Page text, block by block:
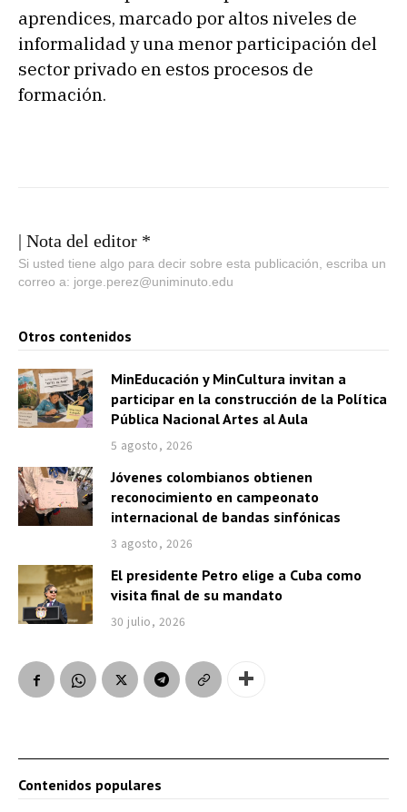
aprendices, marcado por altos niveles de
informalidad y una menor participación del
sector privado en estos procesos de
formación.
| Nota del editor *
Si usted tiene algo para decir sobre esta publicación, escriba un
correo a: jorge.perez@uniminuto.edu
Otros contenidos
MinEducación y MinCultura invitan a
participar en la construcción de la Política
Pública Nacional Artes al Aula
5 agosto, 2026
Jóvenes colombianos obtienen
reconocimiento en campeonato
internacional de bandas sinfónicas
3 agosto, 2026
El presidente Petro elige a Cuba como
visita final de su mandato
30 julio, 2026
Contenidos populares